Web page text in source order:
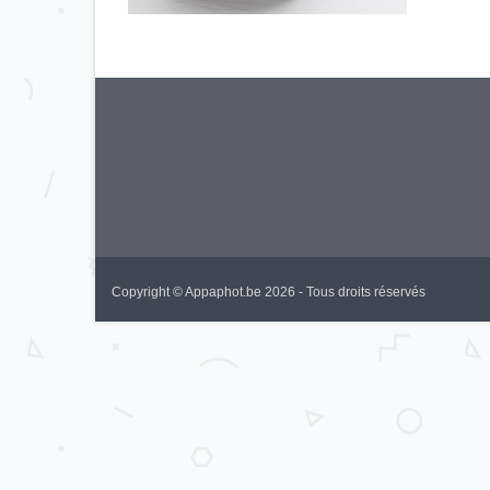
Copyright © Appaphot.be 2026 - Tous droits réservés